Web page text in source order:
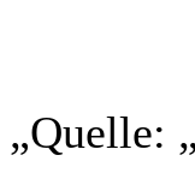
„Quelle: